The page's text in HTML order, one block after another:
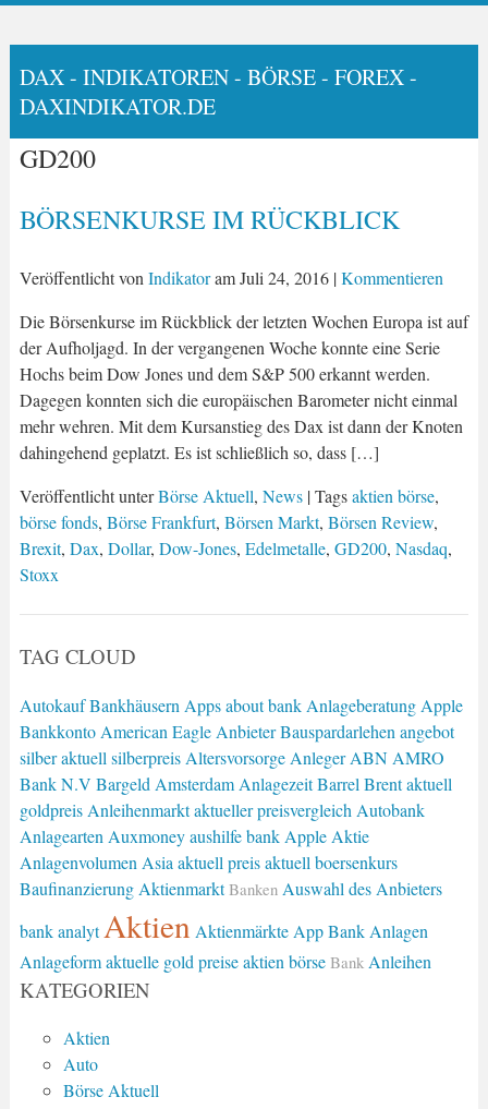
DAX - INDIKATOREN - BÖRSE - FOREX -
DAXINDIKATOR.DE
GD200
BÖRSENKURSE IM RÜCKBLICK
Veröffentlicht von IndikatoramJuli 24, 2016|Kommentieren
Die Börsenkurse im Rückblick der letzten Wochen Europa ist auf
der Aufholjagd. In der vergangenen Woche konnte eine Serie
Hochs beim Dow Jones und dem S&P 500 erkannt werden.
Dagegen konnten sich die europäischen Barometer nicht einmal
mehr wehren. Mit dem Kursanstieg des Dax ist dann der Knoten
dahingehend geplatzt. Es ist schließlich so, dass […]
Veröffentlicht unterBörse Aktuell, News | Tagsaktien börse,
börse fonds, Börse Frankfurt, Börsen Markt, Börsen Review,
Brexit, Dax, Dollar, Dow-Jones, Edelmetalle, GD200, Nasdaq,
Stoxx
TAG CLOUD
Autokauf Bankhäusern Apps about bank Anlageberatung Apple
Bankkonto American Eagle Anbieter Bauspardarlehen angebot
silber aktuell silberpreis Altersvorsorge Anleger ABN AMRO
Bank N.V Bargeld Amsterdam Anlagezeit Barrel Brent aktuell
goldpreis Anleihenmarkt aktueller preisvergleich Autobank
Anlagearten Auxmoney aushilfe bank Apple Aktie
Anlagenvolumen Asia aktuell preis aktuell boersenkurs
Baufinanzierung Aktienmarkt Banken Auswahl des Anbieters
bank analyt Aktien Aktienmärkte App Bank Anlagen
Anlageform aktuelle gold preise aktien börse Bank Anleihen
KATEGORIEN
Aktien
Auto
Börse Aktuell